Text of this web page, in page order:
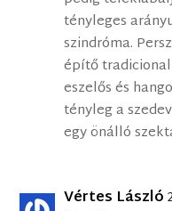
tényleges
szindróma.
építő
eszelős és
tényleg a
egy önálló
Vértes László